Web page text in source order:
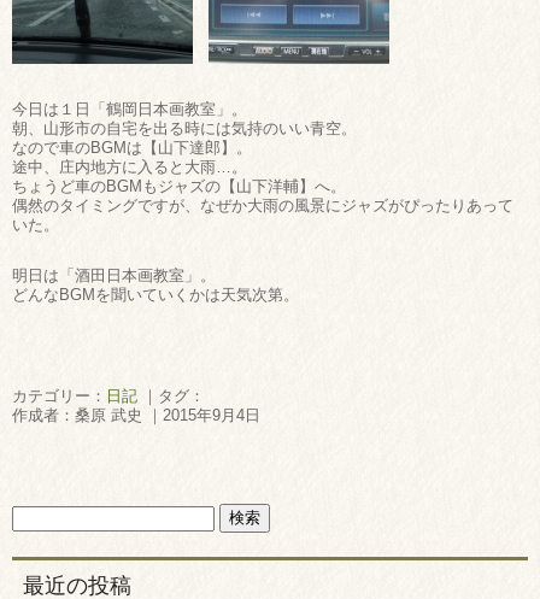
今日は１日「鶴岡日本画教室」。
朝、山形市の自宅を出る時には気持のいい青空。
なので車のBGMは【山下達郎】。
途中、庄内地方に入ると大雨…。
ちょうど車のBGMもジャズの【山下洋輔】へ。
偶然のタイミングですが、なぜか大雨の風景にジャズがぴったりあって
いた。
明日は「酒田日本画教室」。
どんなBGMを聞いていくかは天気次第。
カテゴリー： 日記 ｜タグ：
作成者：桑原 武史 ｜2015年9月4日
最近の投稿